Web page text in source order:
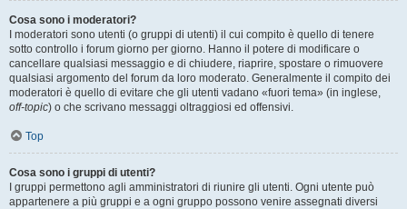
Cosa sono i moderatori?
I moderatori sono utenti (o gruppi di utenti) il cui compito è quello di tenere
sotto controllo i forum giorno per giorno. Hanno il potere di modificare o
cancellare qualsiasi messaggio e di chiudere, riaprire, spostare o rimuovere
qualsiasi argomento del forum da loro moderato. Generalmente il compito dei
moderatori è quello di evitare che gli utenti vadano «fuori tema» (in inglese,
off-topic) o che scrivano messaggi oltraggiosi ed offensivi.
Top
Cosa sono i gruppi di utenti?
I gruppi permettono agli amministratori di riunire gli utenti. Ogni utente può
appartenere a più gruppi e a ogni gruppo possono venire assegnati diversi